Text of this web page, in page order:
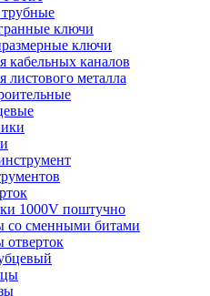
ключи
ключи
каналов
металла
1000V поштучно
со сменными битами
отверток